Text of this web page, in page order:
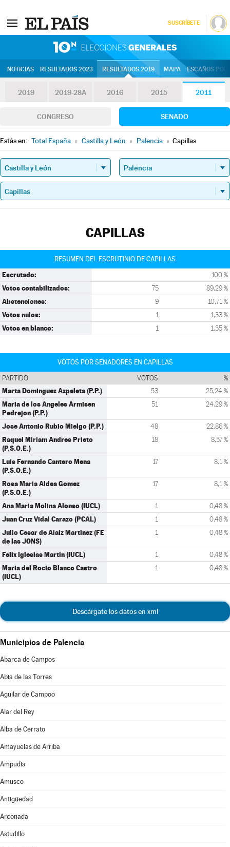
SUSCRÍBETE
NOTICIAS RESULTADOS 2023 RESULTADOS 2019 MAPA ESCAÑOS
2019 2019-28A 2016 2015 2011
CONGRESO SENADO
Estás en: Total España » Castilla y León » Palencia » Capillas
CAPILLAS
RESUMEN DEL ESCRUTINIO DE CAPILLAS
Escrutado: 100 %
Votos contabilizados: 75 89,29 %
Abstenciones: 9 10,71 %
Votos nulos: 1 1,33 %
Votos en blanco: 1 1,35 %
VOTOS POR SENADORES EN CAPILLAS
PARTIDO VOTOS %
Marta Dominguez Azpeleta (P.P.) 53 25,24 %
Maria de los Angeles Armisen
Pedrejon (P.P.)
51 24,29 %
Jose Antonio Rubio Mielgo (P.P.) 48 22,86 %
Raquel Miriam Andres Prieto
(P.S.O.E.)
18 8,57 %
Luis Fernando Cantero Mena
(P.S.O.E.)
17 8,1 %
Rosa Maria Aldea Gomez
(P.S.O.E.)
17 8,1 %
Ana Maria Molina Alonso (IUCL) 1 0,48 %
Juan Cruz Vidal Carazo (PCAL) 1 0,48 %
Julio Cesar de Alaiz Martinez (FE
de las JONS)
1 0,48 %
Felix Iglesias Martin (IUCL) 1 0,48 %
Maria del Rocio Blanco Castro
(IUCL)
1 0,48 %
Descárgate los datos en xml
Municipios de Palencia
Abarca de Campos
Abia de las Torres
Aguilar de Campoo
Alar del Rey
Alba de Cerrato
Amayuelas de Arriba
Ampudia
Amusco
Antigüedad
Arconada
Astudillo